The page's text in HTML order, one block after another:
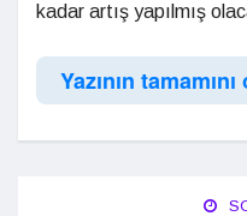
kadar artış yapılmış
Yazının